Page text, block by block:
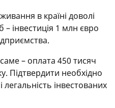
в країні доволі
інвестиція 1 млн євро
– оплата 450 тисяч
Підтвердити необхідно
інвестованих